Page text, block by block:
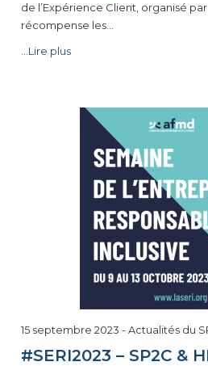
de l’Expérience Client, organisé
récompense les…
...Lire plus
15 septembre 2023 - Actualités du
#SERI2023 – SP2C &